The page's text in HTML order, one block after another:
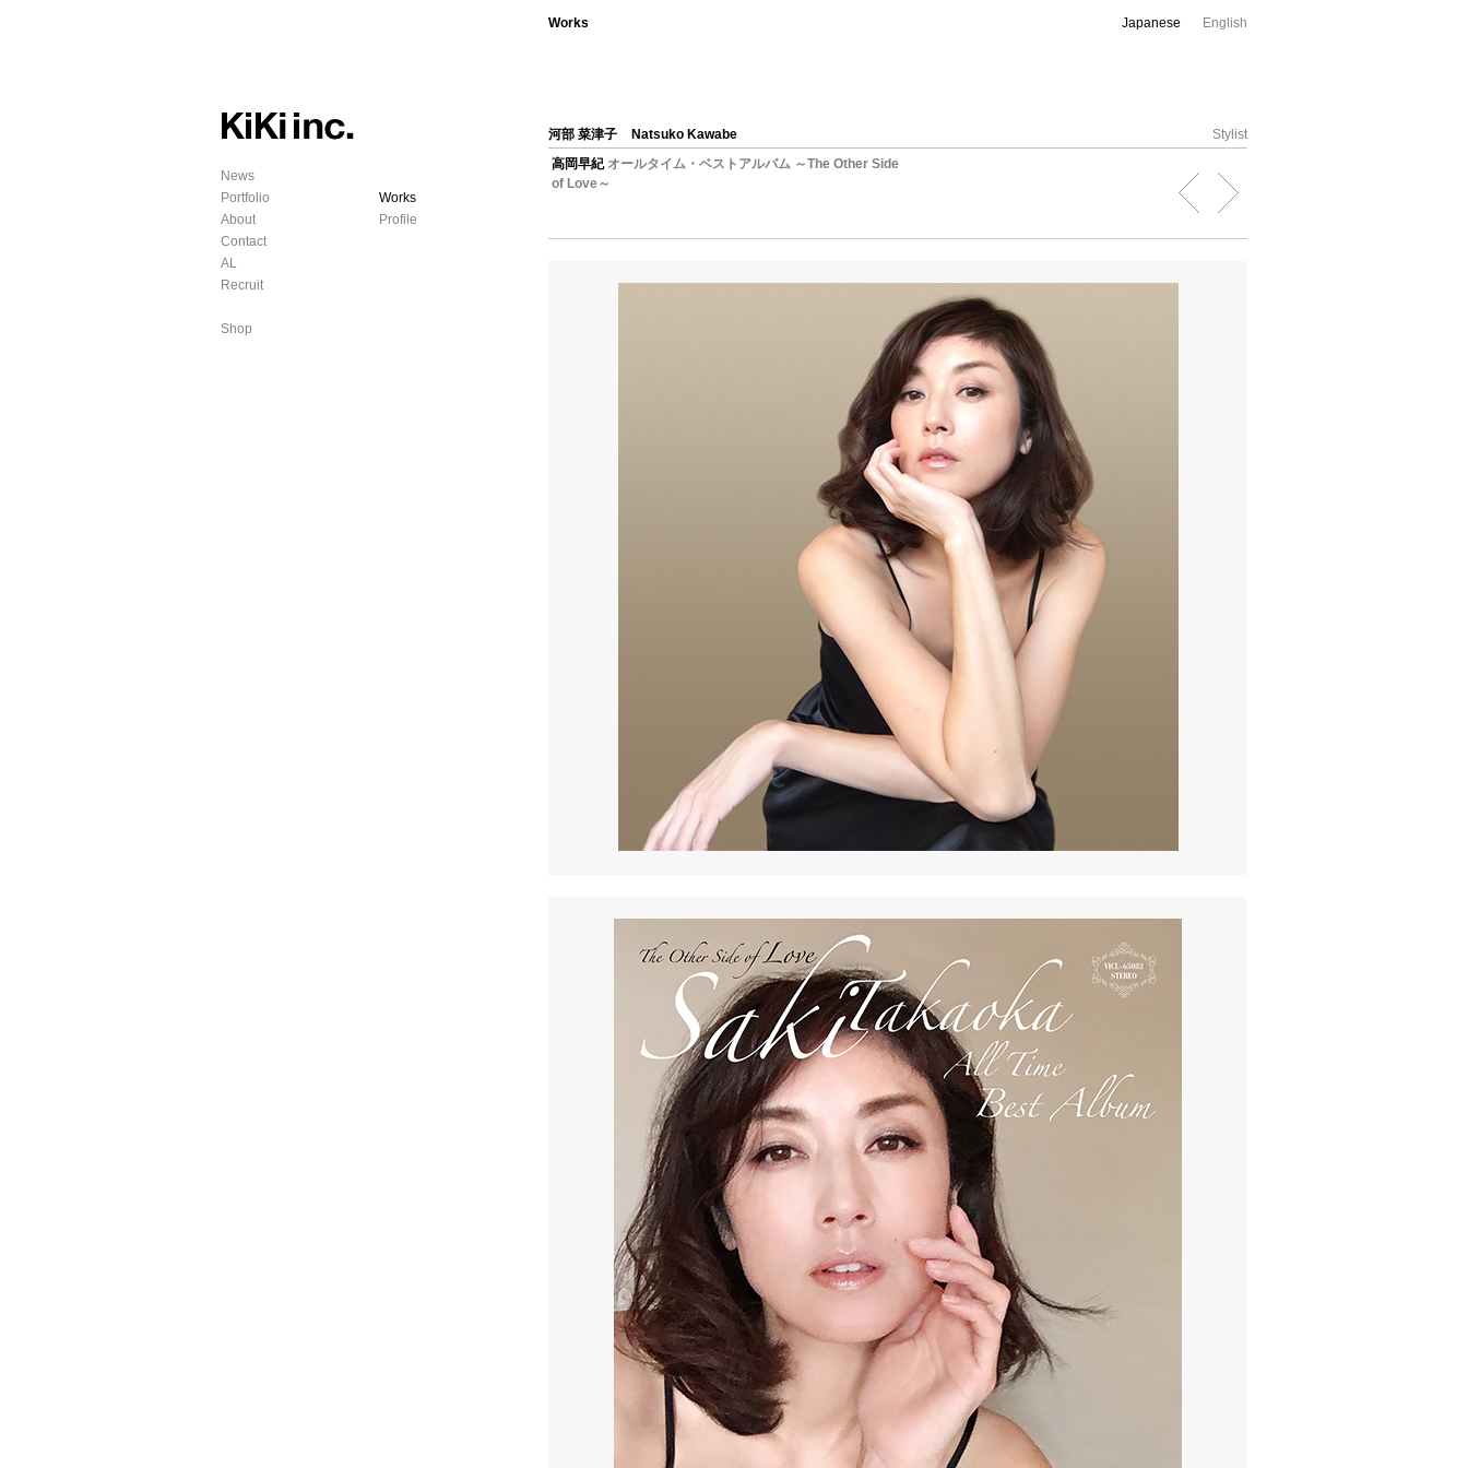
News
Portfolio
About
Contact
AL
Recruit
Shop
Works
Profile
Works Japanese English
河部 菜津子 Natsuko Kawabe
Stylist
高岡早紀 オールタイム・ベストアルバム ～The Other Side
of Love～